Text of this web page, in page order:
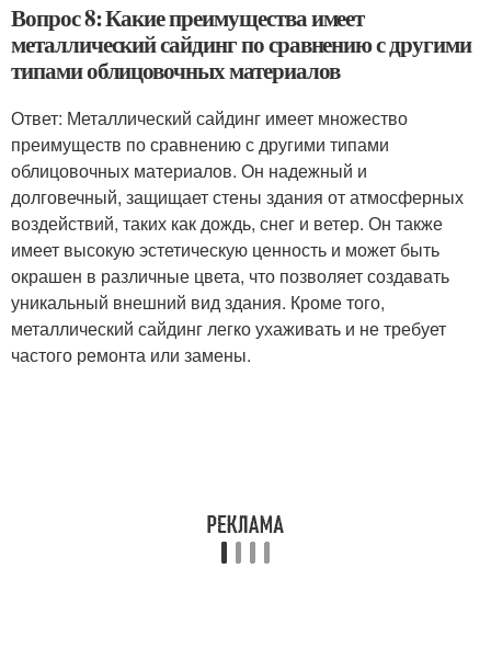
Вопрос 8: Какие преимущества имеет
металлический сайдинг по сравнению с другими
типами облицовочных материалов
Ответ: Металлический сайдинг имеет множество
преимуществ по сравнению с другими типами
облицовочных материалов. Он надежный и
долговечный, защищает стены здания от атмосферных
воздействий, таких как дождь, снег и ветер. Он также
имеет высокую эстетическую ценность и может быть
окрашен в различные цвета, что позволяет создавать
уникальный внешний вид здания. Кроме того,
металлический сайдинг легко ухаживать и не требует
частого ремонта или замены.